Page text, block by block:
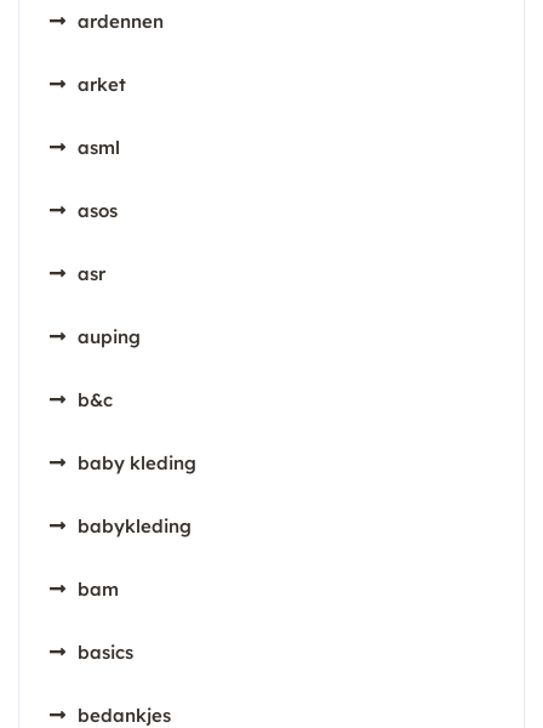
ardennen
arket
asml
asos
asr
auping
b&c
baby kleding
babykleding
bam
basics
bedankjes